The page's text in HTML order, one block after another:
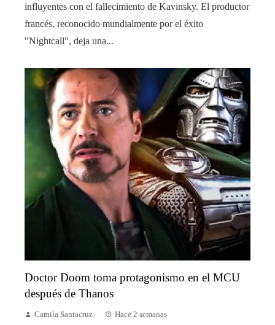
influyentes con el fallecimiento de Kavinsky. El productor
francés, reconocido mundialmente por el éxito
"Nightcall", deja una...
Doctor Doom toma protagonismo en el MCU
después de Thanos
Camila Santacruz Hace 2 semanas